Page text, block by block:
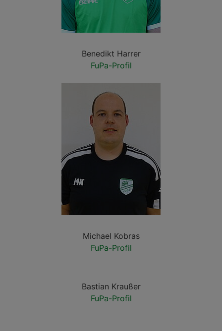
Benedikt Harrer
FuPa-Profil
Michael Kobras
FuPa-Profil
Bastian Kraußer
FuPa-Profil